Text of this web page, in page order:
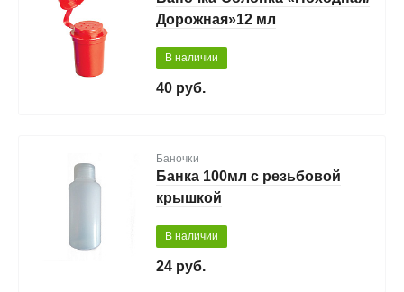
Дорожная»12 мл
40 руб.
В наличии
Баночки
Банка 100мл с резьбовой
крышкой
24 руб.
В наличии